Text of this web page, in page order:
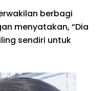
berbagi
menyatakan, “Dia
sendiri untuk